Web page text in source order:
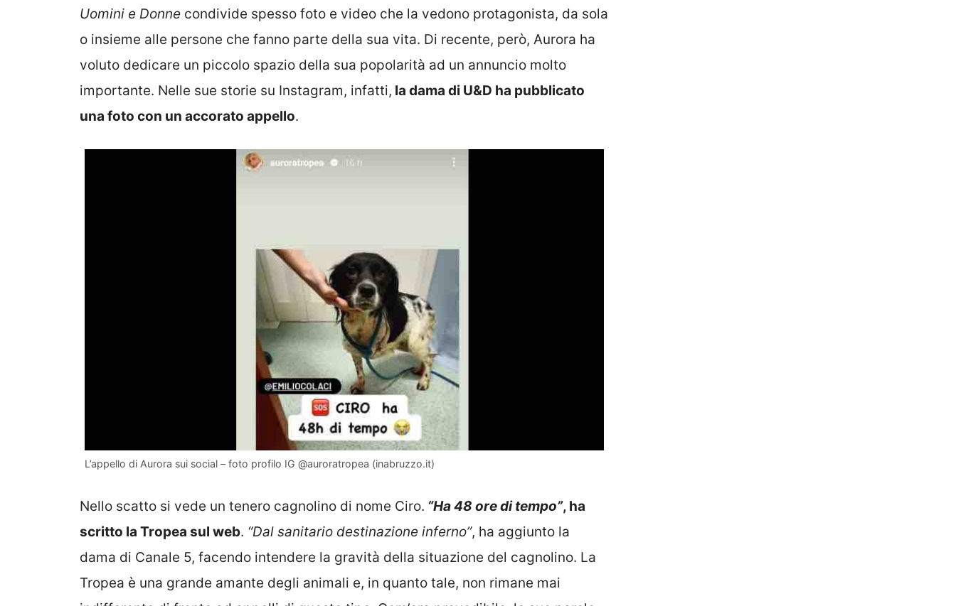
Uomini e Donne condivide spesso foto e video che la vedono protagonista, da sola
o insieme alle persone che fanno parte della sua vita. Di recente, però, Aurora ha
voluto dedicare un piccolo spazio della sua popolarità ad un annuncio molto
importante. Nelle sue storie su Instagram, infatti, la dama di U&D ha pubblicato
una foto con un accorato appello.
L’appello di Aurora sui social – foto profilo IG @auroratropea (inabruzzo.it)
Nello scatto si vede un tenero cagnolino di nome Ciro. “Ha 48 ore di tempo”, ha
scritto la Tropea sul web. “Dal sanitario destinazione inferno”, ha aggiunto la
dama di Canale 5, facendo intendere la gravità della situazione del cagnolino. La
Tropea è una grande amante degli animali e, in quanto tale, non rimane mai